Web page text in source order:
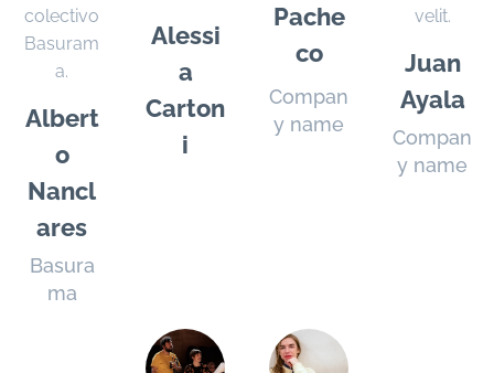
colectivo
Basuram
a.
Albert
o
Nancl
ares
Basura
ma
Alessi
a
Carton
i
Pache
co
Compan
y name
velit.
Juan
Ayala
Compan
y name